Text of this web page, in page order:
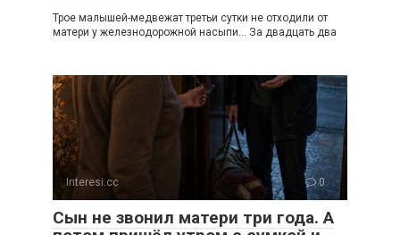
Трое малышей-медвежат третьи сутки не отходили от
матери у железнодорожной насыпи… За двадцать два
Interesi.cc 0
Сын не звонил матери три года. А